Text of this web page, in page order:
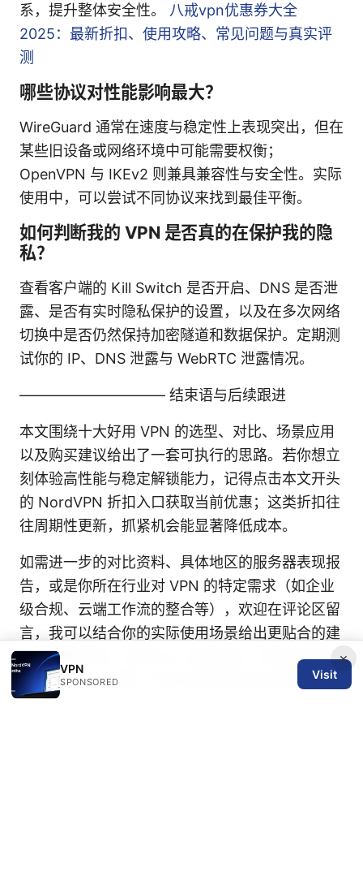
系，提升整体安全性。 八戒vpn优惠券大全
2025：最新折扣、使用攻略、常见问题与真实评
测
哪些协议对性能影响最大？
WireGuard 通常在速度与稳定性上表现突出，但在
某些旧设备或网络环境中可能需要权衡；
OpenVPN 与 IKEv2 则兼具兼容性与安全性。实际
使用中，可以尝试不同协议来找到最佳平衡。
如何判断我的 VPN 是否真的在保护我的隐
私？
查看客户端的 Kill Switch 是否开启、DNS 是否泄
露、是否有实时隐私保护的设置，以及在多次网络
切换中是否仍然保持加密隧道和数据保护。定期测
试你的 IP、DNS 泄露与 WebRTC 泄露情况。
—————————— 结束语与后续跟进
本文围绕十大好用 VPN 的选型、对比、场景应用
以及购买建议给出了一套可执行的思路。若你想立
刻体验高性能与稳定解锁能力，记得点击本文开头
的 NordVPN 折扣入口获取当前优惠；这类折扣往
往周期性更新，抓紧机会能显著降低成本。
如需进一步的对比资料、具体地区的服务器表现报
告，或是你所在行业对 VPN 的特定需求（如企业
级合规、云端工作流的整合等），欢迎在评论区留
言，我可以结合你的实际使用场景给出更贴合的建
议与配置方案。
蜂窝vpn 全面指南：在移动网络
环境下选择、配置、优化与隐私保护的完整攻略
×
VPN
SPONSORED
Visit